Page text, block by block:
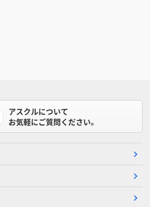
アスクルについて
お気軽にご質問ください。